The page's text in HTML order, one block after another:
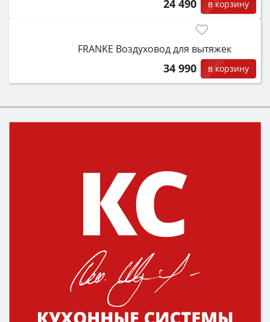
24 490 в корзину
FRANKE Воздуховод для вытяжек
34 990 в корзину